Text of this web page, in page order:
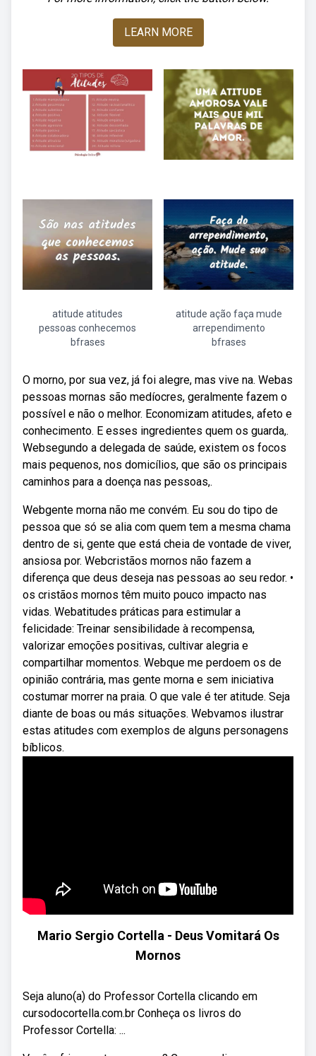
LEARN MORE
atitude atitudes
pessoas conhecemos
bfrases
atitude ação faça mude
arrependimento
bfrases
O morno, por sua vez, já foi alegre, mas vive na. Webas
pessoas mornas são medíocres, geralmente fazem o
possível e não o melhor. Economizam atitudes, afeto e
conhecimento. E esses ingredientes quem os guarda,.
Websegundo a delegada de saúde, existem os focos
mais pequenos, nos domicílios, que são os principais
caminhos para a doença nas pessoas,.
Webgente morna não me convém. Eu sou do tipo de
pessoa que só se alia com quem tem a mesma chama
dentro de si, gente que está cheia de vontade de viver,
ansiosa por. Webcristãos mornos não fazem a
diferença que deus deseja nas pessoas ao seu redor. •
os cristãos mornos têm muito pouco impacto nas
vidas. Webatitudes práticas para estimular a
felicidade: Treinar sensibilidade à recompensa,
valorizar emoções positivas, cultivar alegria e
compartilhar momentos. Webque me perdoem os de
opinião contrária, mas gente morna e sem iniciativa
costumar morrer na praia. O que vale é ter atitude. Seja
diante de boas ou más situações. Webvamos ilustrar
estas atitudes com exemplos de alguns personagens
bíblicos.
Mario Sergio Cortella - Deus Vomitará Os
Mornos
Seja aluno(a) do Professor Cortella clicando em
cursodocortella.com.br Conheça os livros do
Professor Cortella: ...